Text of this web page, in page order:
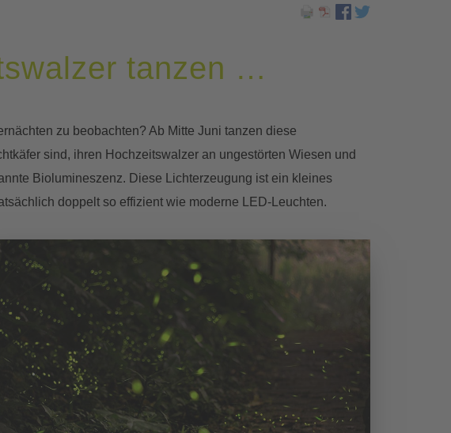
tanzen …
zu beobachten? Ab Mitte Juni tanzen diese
sind, ihren Hochzeitswalzer an ungestörten Wiesen und
Biolumineszenz. Diese Lichterzeugung ist ein kleines
doppelt so effizient wie moderne LED-Leuchten.